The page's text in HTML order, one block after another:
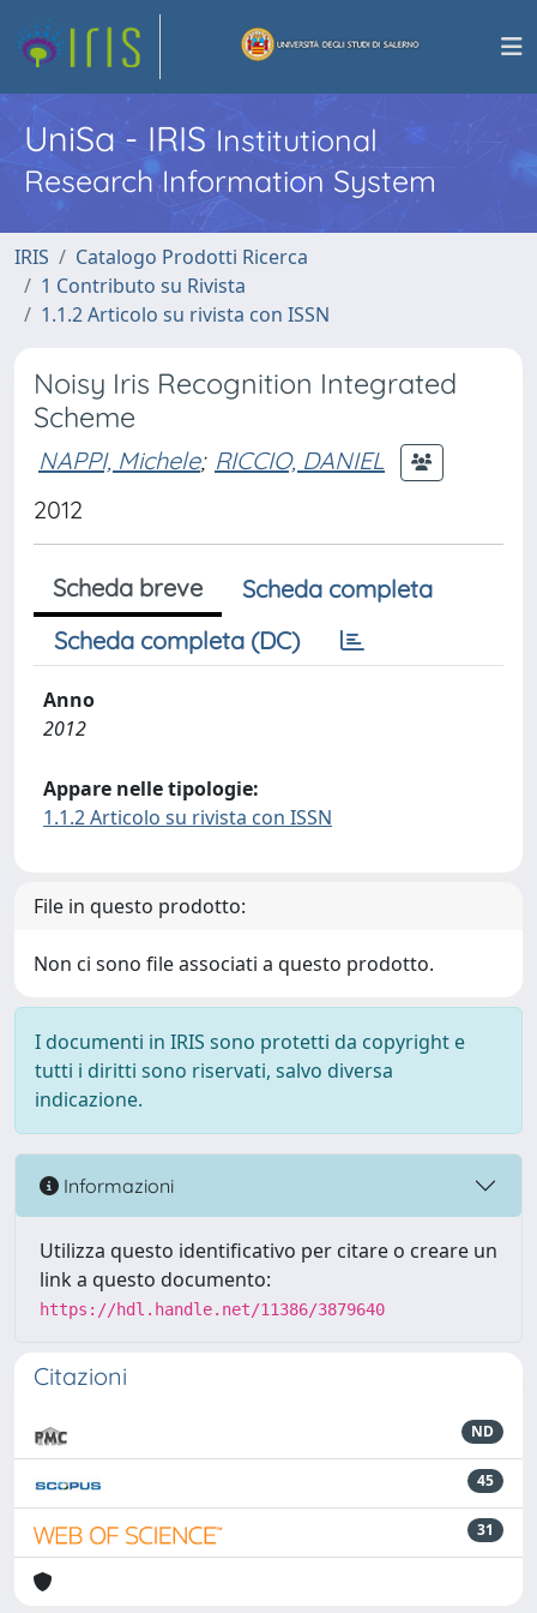
UniSa - IRISInstitutional
Research Information System
IRIS
Catalogo Prodotti Ricerca
1 Contributo su Rivista
1.1.2 Articolo su rivista con ISSN
Noisy Iris Recognition Integrated
Scheme
NAPPI, Michele; RICCIO, DANIEL
2012
Scheda breve
Scheda completa
Scheda completa (DC)
Anno
2012
Appare nelle tipologie:
1.1.2 Articolo su rivista con ISSN
File in questo prodotto:
Non ci sono file associati a questo prodotto.
I documenti in IRIS sono protetti da copyright e
tutti i diritti sono riservati, salvo diversa
indicazione.
Informazioni
Utilizza questo identificativo per citare o creare un
link a questo documento:
https://hdl.handle.net/11386/3879640
Citazioni
ND
45
31